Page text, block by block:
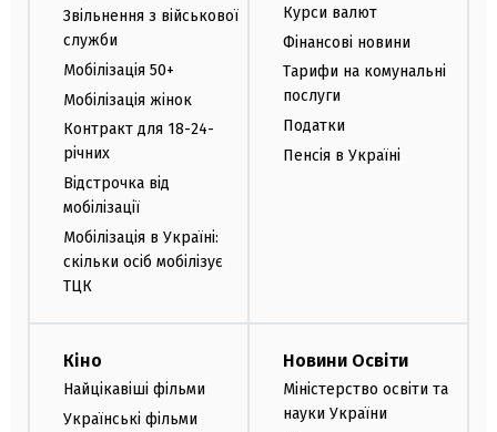
Звільнення з військової
служби
Мобілізація 50+
Мобілізація жінок
Контракт для 18-24-
річних
Відстрочка від
мобілізації
Мобілізація в Україні:
скільки осіб мобілізує
ТЦК
Курси валют
Фінансові новини
Тарифи на комунальні
послуги
Податки
Пенсія в Україні
Кіно
Найцікавіші фільми
Українські фільми
Новини Освіти
Міністерство освіти та
науки України